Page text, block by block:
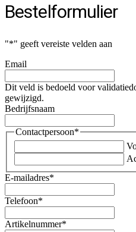
Bestelformulier
"*" geeft vereiste velden aan
Email
Dit veld is bedoeld voor
gewijzigd.
Bedrijfsnaam
Contactpersoon*
E-mailadres*
Telefoon*
Artikelnummer*